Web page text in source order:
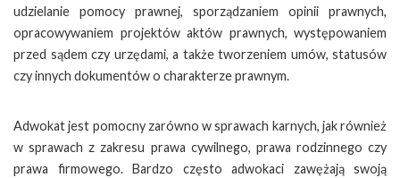
udzielanie pomocy prawnej, sporządzaniem opinii prawnych,
opracowywaniem projektów aktów prawnych, występowaniem
przed sądem czy urzędami, a także tworzeniem umów, statusów
czy innych dokumentów o charakterze prawnym.
Adwokat jest pomocny zarówno w sprawach karnych, jak również
w sprawach z zakresu prawa cywilnego, prawa rodzinnego czy
prawa firmowego. Bardzo często adwokaci zawężają swoją